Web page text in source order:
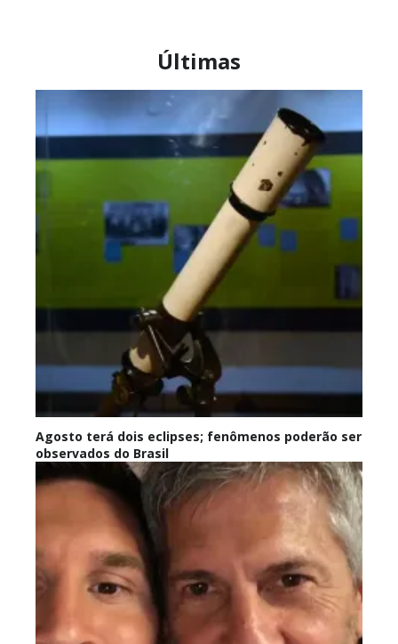
Últimas
Agosto terá dois eclipses; fenômenos poderão ser
observados do Brasil